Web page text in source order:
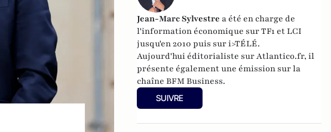
Jean-Marc Sylvestre a été en charge de
l'information économique sur TF1 et LCI
jusqu'en 2010 puis sur i>TÉLÉ.
Aujourd'hui éditorialiste sur Atlantico.fr, il
présente également une émission sur la
chaîne BFM Business.
SUIVRE